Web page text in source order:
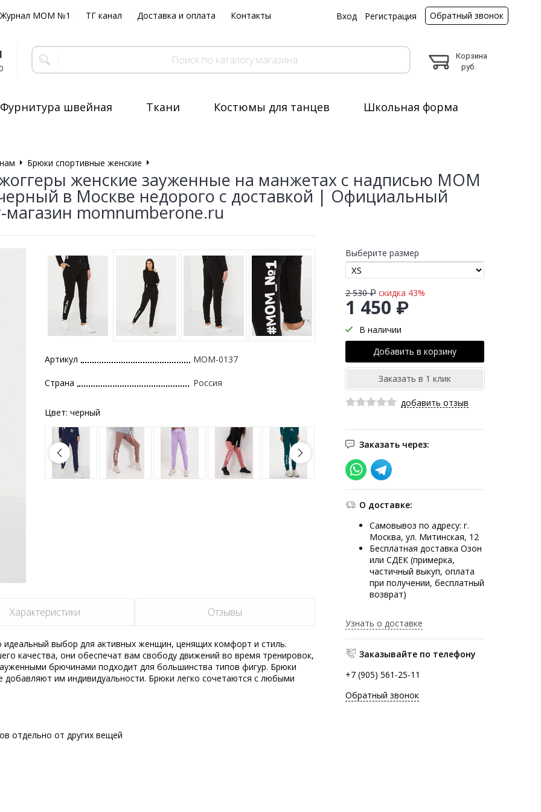
Журнал MOM №1 ТГ канал Доставка и оплата Контакты Вход Регистрация Обратный звонок
Корзина
руб.
Фурнитура швейная Ткани Костюмы для танцев Школьная форма
Брюки спортивные женские
женские зауженные на манжетах с надписью MOM
в Москве недорого с доставкой | Официальный
магазин momnumberone.ru
Выберите размер
1 450 ₽
2 530 ₽ скидка 43%
В наличии
добавить отзыв
Заказать через:
О доставке:
Самовывоз по адресу: г.
Москва, ул. Митинская, 12
Бесплатная доставка Озон
или СДЕК (примерка,
частичный выкуп, оплата
при получении, бесплатный
возврат)
Узнать о доставке
Заказывайте по телефону
+7 (905) 561-25-11
Обратный звонок
Артикул MOM-0137
Страна Россия
Цвет: черный
Характеристики Отзывы
выбор для активных женщин, ценящих комфорт и стиль.
качества, они обеспечат вам свободу движений во время тренировок,
брючинами подходит для большинства типов фигур. Брюки
им индивидуальности. Брюки легко сочетаются с любыми
отдельно от других вещей